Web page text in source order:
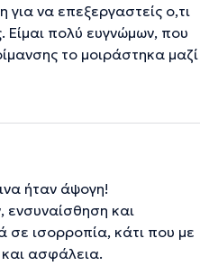
για να επεξεργαστείς ο,τι
Είμαι πολύ ευγνώμων, που
το μοιράστηκα μαζί
ήταν άψογη!
ενσυναίσθηση και
σε ισορροπία, κάτι που με
ασφάλεια.